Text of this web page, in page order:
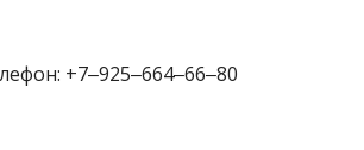
+7‒925‒664‒66‒80